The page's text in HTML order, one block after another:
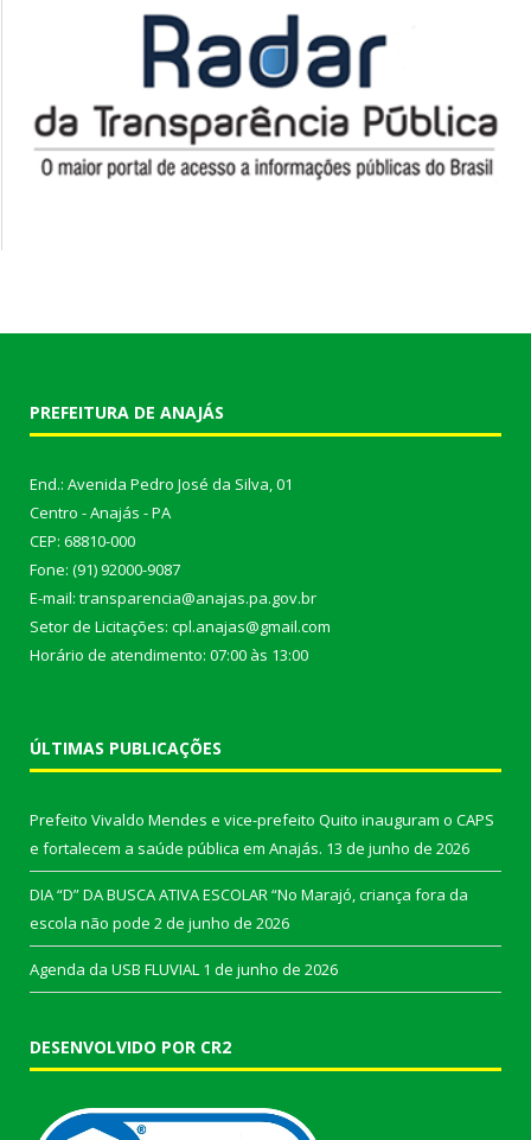
PREFEITURA DE ANAJÁS
End.: Avenida Pedro José da Silva, 01
Centro - Anajás - PA
CEP: 68810-000
Fone: (91) 92000-9087
E-mail: transparencia@anajas.pa.gov.br
Setor de Licitações: cpl.anajas@gmail.com
Horário de atendimento: 07:00 às 13:00
ÚLTIMAS PUBLICAÇÕES
Prefeito Vivaldo Mendes e vice-prefeito Quito inauguram o CAPS
e fortalecem a saúde pública em Anajás. 13 de junho de 2026
DIA “D” DA BUSCA ATIVA ESCOLAR “No Marajó, criança fora da
escola não pode 2 de junho de 2026
Agenda da USB FLUVIAL 1 de junho de 2026
DESENVOLVIDO POR CR2